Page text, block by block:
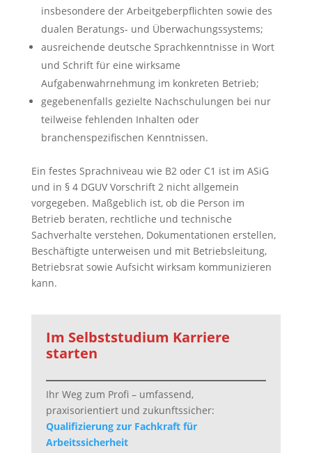
insbesondere der Arbeitgeberpflichten sowie des
dualen Beratungs- und Überwachungssystems;
ausreichende deutsche Sprachkenntnisse in Wort
und Schrift für eine wirksame
Aufgabenwahrnehmung im konkreten Betrieb;
gegebenenfalls gezielte Nachschulungen bei nur
teilweise fehlenden Inhalten oder
branchenspezifischen Kenntnissen.
Ein festes Sprachniveau wie B2 oder C1 ist im ASiG
und in § 4 DGUV Vorschrift 2 nicht allgemein
vorgegeben. Maßgeblich ist, ob die Person im
Betrieb beraten, rechtliche und technische
Sachverhalte verstehen, Dokumentationen erstellen,
Beschäftigte unterweisen und mit Betriebsleitung,
Betriebsrat sowie Aufsicht wirksam kommunizieren
kann.
Im Selbststudium Karriere
starten
Ihr Weg zum Profi – umfassend,
praxisorientiert und zukunftssicher:
Qualifizierung zur Fachkraft für
Arbeitssicherheit